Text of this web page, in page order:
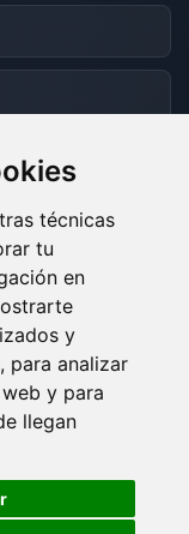
técnicas
tu
en
y
para analizar
y para
llegan
🍪